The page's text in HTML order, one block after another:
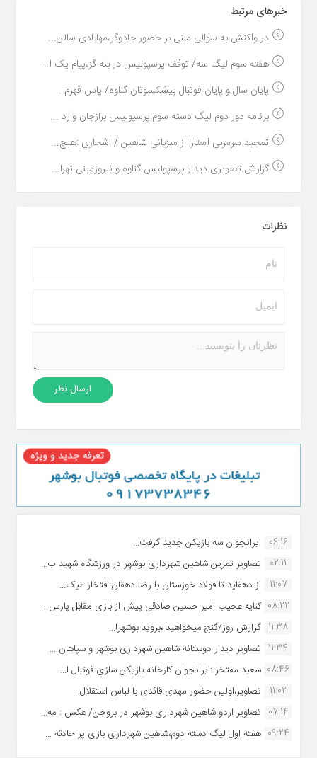
خبر‌های مرتبط
در واکنش به سوالی مبنی بر حضور جادوگر،مهابادی سالن...
هفته سوم لیگ سه/ توقف پرسپولیس در بنه گز،پیام یک ا...
پایان سال و پایان فوتبال پیشکسوتان گناوه/ پاس قهرم...
برنامه دور دوم لیگ دسته سوم:پرسپولیس برازجان وارد ...
تمجید سرمربی آستارا از میزبانی شاهین / اشجاری :هیچ...
گزارش تصویری دیدار پرسپولیس گناوه و نیروزمینی تهرا...
نظرات
06:16 ایرانجوان سه بازیکن جدید گرفت...
02:11
تصاویر تمرین شاهین شهردارى بوشهر در ورزشگاه شهید ب...
11:07
از دهقاید تا فولاد خوزستان با رضا دهقان:افتخار میک...
08:22 کنایه عجیب امیر حسین صادقی پیش از بازی مقابل پارس ...
11:38 گزارش روز/گنج میخواهید ،بروید بوشهر!...
11:34 تصاویر دیدار دوستانه شاهین شهردارى بوشهر و سپاهان ...
08:46 سعید مفتخر :ایرانجوان کارخانه بازیکن سازی فوتبال ا...
11:02
تصاویر،اولین حضور مهدی قائدی با لباس استقلال...
07:14 تصاویر اردو شاهین شهرداری بوشهر در بروجن/ عکس : مه...
09:24 هفته اول لیگ دسته دوم،شاهین شهرداری بازی پر حادثه ...